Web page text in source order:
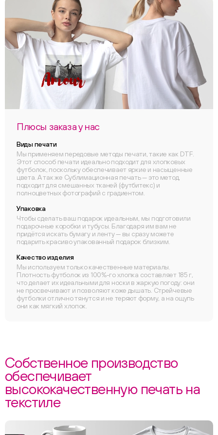
Плюсы заказа у нас
Виды печати
Мы применяем передовые методы печати, такие как DTF.
Этот способ печати идеально подходит для хлопковых
футболок, поскольку обеспечивает яркие и насыщенные
цвета. А так же Сублимационная печать — это метод,
подходит для смешанных тканей (футбитекс) и
полноцветных фотографий с градиентом.
Упаковка
Чтобы сделать ваш подарок идеальным, мы подготовили
подарочные коробки и тубусы. Благодаря им вам не
придётся искать бумагу и ленту — вы сразу можете
подарить красиво упакованный подарок близким.
Качество изделия
Мы используем только качественные материалы.
Плотность футболок из 100%-го хлопка составляет 185 г,
что делает их идеальными для носки в жаркую погоду: они
не просвечивают и позволяют коже дышать. Стрейчевые
футболки отлично тянутся и не теряют форму, а на ощупь
они как мягкий хлопок.
Собственное производство
обеспечивает
высококачественную печать на
текстиле